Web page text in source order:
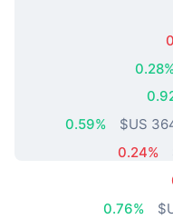
0.59%
0.24%
0.76%